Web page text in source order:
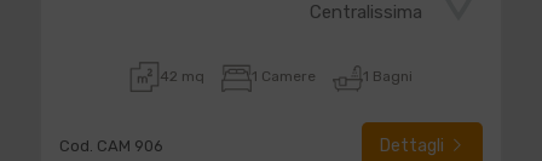
Centralissima
42 mq 1 Camere 1 Bagni
Cod. CAM 906 Dettagli